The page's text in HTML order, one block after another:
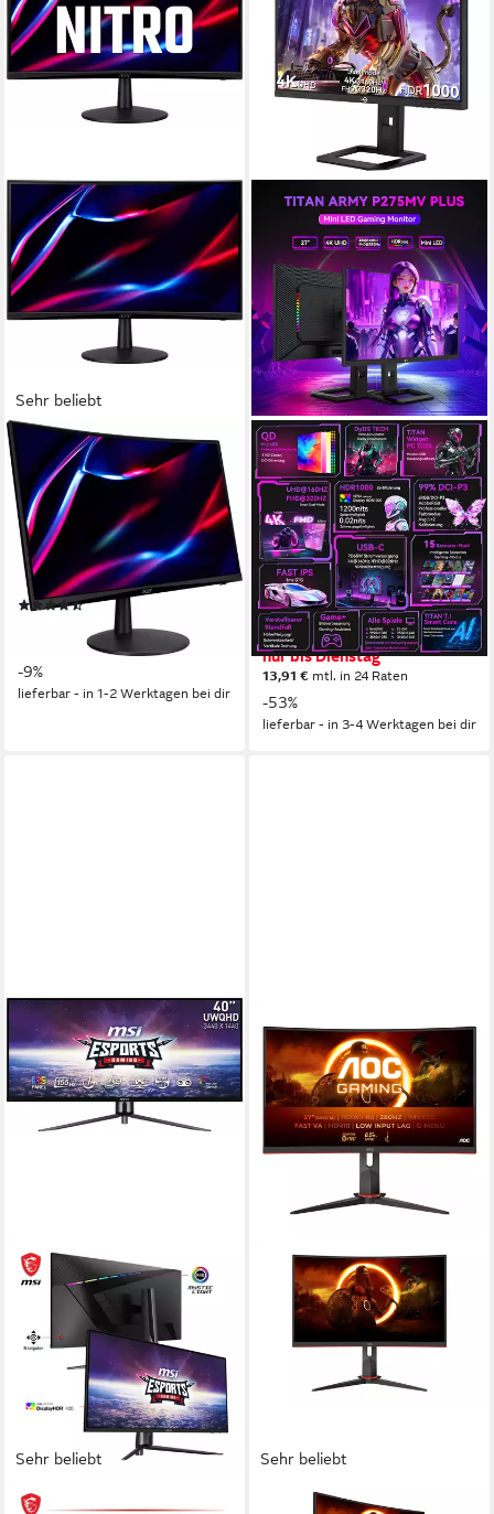
Sehr beliebt
Nitro ED240Q S Curved-
Gaming-LED-Monitor
59,9 cm/ 23,6 Zoll
Diagonale
1920 x 1080 px, Full HD Auflösung
1 ms
Reaktionszeit
Produktdatenblatt
(273)
UVP
139,00 €
mtl. in 12 Raten
-9%
lieferbar - in 1-2 Werktagen bei dir
TITAN ARMY
P275MV PLUS Flat 16:9 Fast
IPS UHD 160Hz Gaming-LED-
Monitor
4K@160Hz/FHD@320Hz px, 4K UHD
1 ms Reaktionszeit
320 Hz Bildwiederholfrequenz
Produktdatenblatt
279,99 € UVP 599,99 €
nur bis Dienstag
13,91 € mtl. in 24 Raten
-53%
lieferbar - in 3-4 Werktagen bei dir
Sehr beliebt
MSI
Sehr beliebt